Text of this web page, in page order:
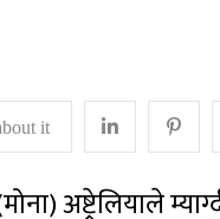
it
अष्ट्रेलियाले